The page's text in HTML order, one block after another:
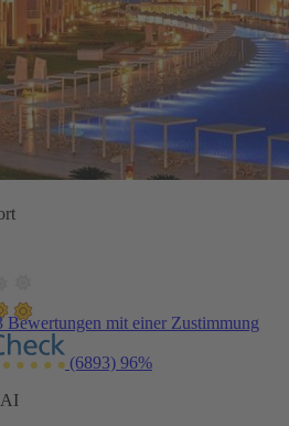
Bewertungen mit einer Zustimmung
(6893) 96%
AI